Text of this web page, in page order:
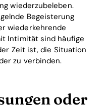
wiederzubeleben.
Begeisterung
wiederkehrende
Intimität sind häufige
Zeit ist, die Situation
zu verbinden.
oder